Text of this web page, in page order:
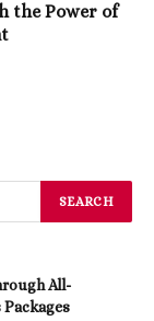
the Power of
All-